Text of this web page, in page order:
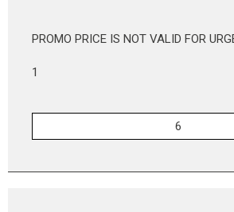
PROMO PRICE IS NOT VALID FOR
1